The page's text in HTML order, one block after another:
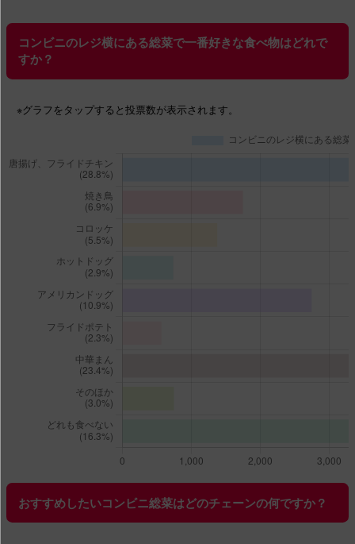
コンビニのレジ横にある総菜で一番好きな食べ物はどれで
すか？
※グラフ をタップする と投票数が表示されます。
おすすめしたいコンビニ総菜はどのチェーンの何ですか？